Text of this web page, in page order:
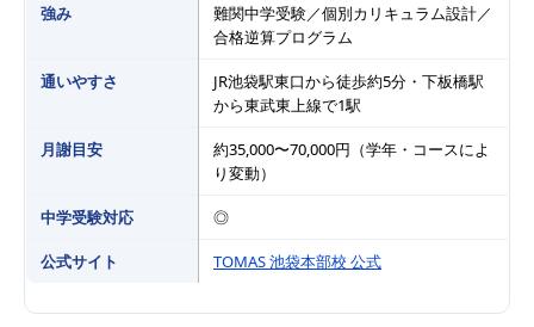
強み
難関中学受験／個別カリキュラム設計／
合格逆算プログラム
通いやすさ
JR池袋駅東口から徒歩約5分・下板橋駅
から東武東上線で1駅
月謝目安
約35,000〜70,000円（学年・コースによ
り変動）
中学受験対応 ◎
公式サイト TOMAS 池袋本部校 公式